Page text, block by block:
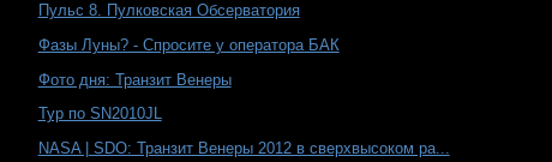
Пульс 8. Пулковская Обсерватория
Фазы Луны? - Спросите у оператора БАК
Фото дня: Транзит Венеры
Тур по SN2010JL
NASA | SDO: Транзит Венеры 2012 в сверхвысоком ра...